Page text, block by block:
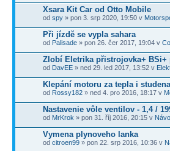
Xsara Kit Car od Otto Mobile
od spy » pon 3. srp 2020, 19:50 v
Při jízdě se vypla sahara
od Palisade » pon 26. čer 2017, 19:04 v
Zlobí Eletrika přistrojovka+ BSi+
od DavEE » ned 29. led 2017, 13:52 v
Klepání motoru za tepla i studena
od Rossy182 » ned 4. pro 2016, 18:17 v
Nastavenie vôle ventilov - 1,4 /
od MrKrok » pon 31. říj 2016, 20:15 v
Vymena plynoveho lanka
od citroen99 » pon 22. srp 2016, 10:36 v